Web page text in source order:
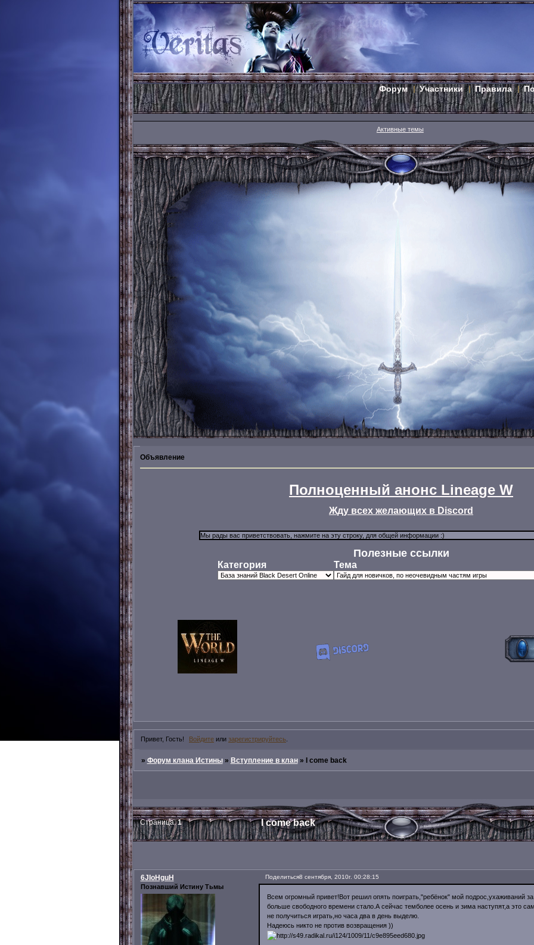
Форум Участники Правила
Активные темы
Объявление
Полноценный анонс Lineage W
Жду всех желающих в Discord
Полезные ссылки
Категория Тема
Привет, Гость! Войдите или зарегистрируйтесь
» Форум клана Истины » Вступление в клан » I come back
I come back
Страница:1
Поделиться8 сентября, 2010г. 00:28:15
6JIoHguH
Познавший Истину Тьмы
Всем огромный привет!Вот решил опять поиграть,"ребёнок" мой подрос,ухаживаний
больше свободного времени стало.А сейчас темболее осень и зима наступят,а это
не получиться играть,но часа два в день выделю.
Надеюсь никто не против возвращения ))